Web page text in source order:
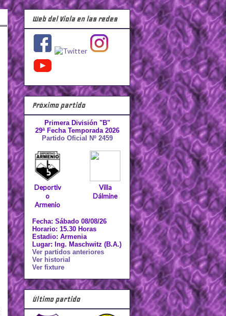
Web del Viola en las redes
Próximo partido
Primera División "B"
29ª Fecha Temporada 2026
Partido Oficial Nº 2459
Deportiv
o
Armenio
Villa
Dálmine
Fecha: Sábado 08/08/26
Horario: 15.30 Horas
Estadio: Armenia
Lugar: Ing. Maschwitz (B.A.)
Ver partidos anteriores
Ver historial
Ver fixture
Último partido